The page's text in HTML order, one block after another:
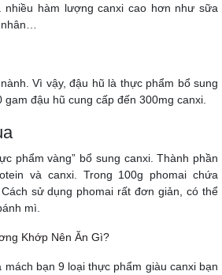
hàm lượng canxi cao hơn như sữa
Vì vậy, đậu hũ là thực phẩm bổ sung
đậu hũ cung cấp đến 300mg canxi.
phẩm vàng” bổ sung canxi. Thành phần
và canxi. Trong 100g phomai chứa
sử dụng phomai rất đơn giản, có thể
mì.
Khớp Nên Ăn Gì?
mách bạn 9 loại thực phẩm giàu canxi bạn